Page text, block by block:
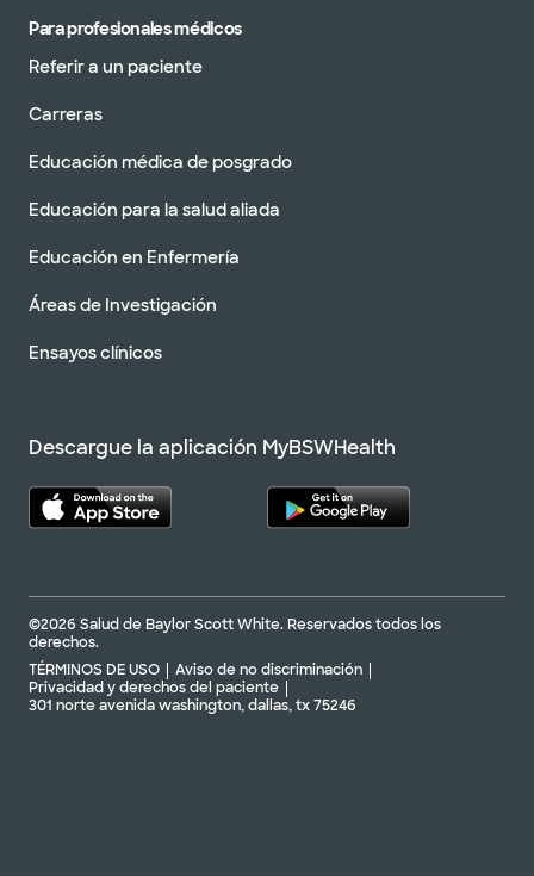
Para profesionales médicos
Referir a un paciente
Carreras
Educación médica de posgrado
Educación para la salud aliada
Educación en Enfermería
Áreas de Investigación
Ensayos clínicos
Descargue la aplicación MyBSWHealth
©2026 Salud de Baylor Scott White. Reservados todos los
derechos.
TÉRMINOS DE USO
Aviso de no discriminación
Privacidad y derechos del paciente
301 norte avenida washington, dallas, tx 75246